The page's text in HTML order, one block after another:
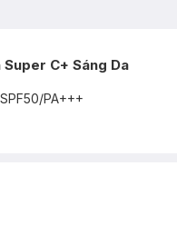
C+ Sáng Da
PA+++